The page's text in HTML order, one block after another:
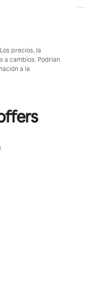
precios, la
a cambios. Podrían
a la